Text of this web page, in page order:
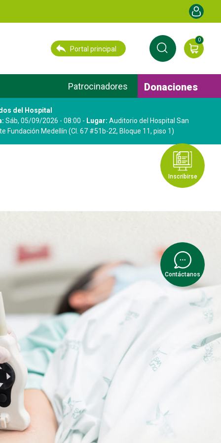
Menú de
Portal principal
0
Patrocinadores Donaciones
del Hospital
Sáb, 05/09/2026 - 08:00 - Lugar: Auditorio del Hospital San
Fundación Medellín (Cl. 67 #51b-22, Bloque 11, piso 1)
Inscribirse
Contáctanos